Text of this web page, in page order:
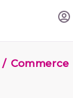
Commerce